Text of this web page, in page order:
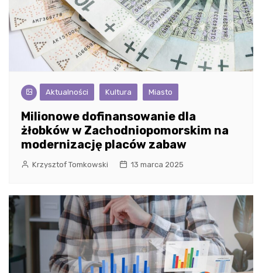
Aktualności Kultura Miasto
Milionowe dofinansowanie dla
żłobków w Zachodniopomorskim na
modernizację placów zabaw
Krzysztof Tomkowski 13 marca 2025